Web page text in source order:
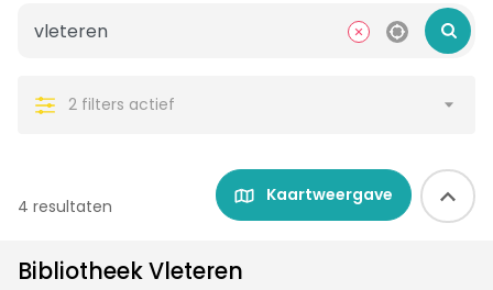
2 filters actief
4 resultaten
Kaartweergave
Bibliotheek Vleteren